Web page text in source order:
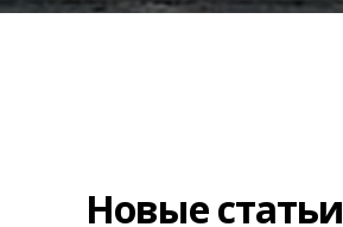
Новые статьи